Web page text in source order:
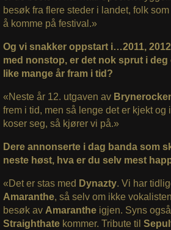
besøk fra flere steder i landet, folk
å komme på festival.»
Og vi snakker oppstart i…2011,
med nonstop, er det nok sprut i deg
like mange år fram i tid?
«Neste år 12. utgaven av
frem i tid, men så lenge det er kjekt og
koser seg, så kjører vi på.»
Dere annonserte i dag banda som
neste høst, hva er du selv mest
«Det er stas med Dynazty. Vi har
Amaranthe, så selv om ikke
besøk av Amaranthe igjen. Syns
Straighthate kommer. Tribute til